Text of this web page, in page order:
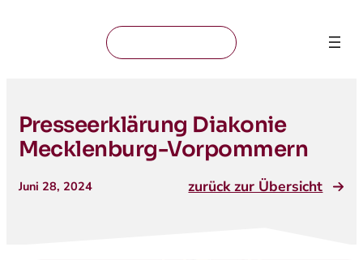
Presseerklärung Diakonie
Mecklenburg-Vorpommern
Juni 28, 2024 zurück zur Übersicht